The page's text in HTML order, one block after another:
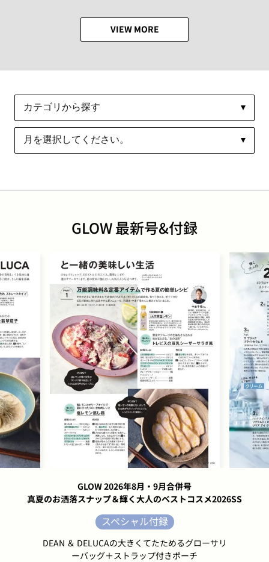
VIEW MORE
GLOW 最新号&付録
GLOW 2026年8月・9月合併号
真夏のお洒落スナップ＆輝く大人のベストコスメ2026SS
スペシャル付録
DEAN ＆ DELUCAの大きくてたためるグローサリ
ーバッグ＋ストラップ付きポーチ